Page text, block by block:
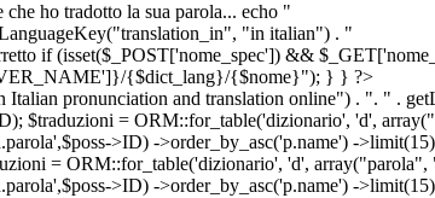
ho tradotto la sua parola... echo "
"in italian") . "
if (isset($_POST['nome_spec']) &&
{$dict_lang}/{$nome}"); } } ?>
pronunciation and translation online") . ". " .
$traduzioni = ORM::for_table('dizionario', 'd',
>ID) ->order_by_asc('p.name') -
= ORM::for_table('dizionario', 'd', array("parola",
>ID) ->order_by_asc('p.name') -